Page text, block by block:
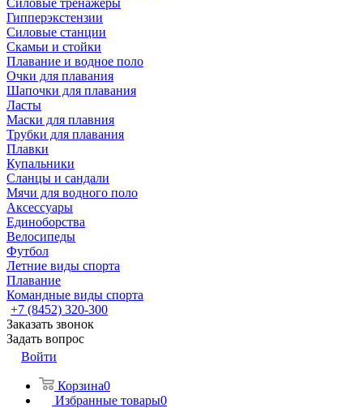
Силовые тренажеры
Гипперэкстензии
Силовые станции
Скамьи и стойки
Плавание и водное поло
Очки для плавания
Шапочки для плавания
Ласты
Маски для плавния
Трубки для плавания
Плавки
Купальники
Сланцы и сандали
Мячи для водного поло
Аксессуары
Единоборства
Велосипеды
Футбол
Летние виды спорта
Плавание
Командные виды спорта
+7 (8452) 320-300
Заказать звонок
Задать вопрос
Войти
Корзина0
Избранные товары0